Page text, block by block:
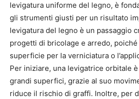
levigatura uniforme del legno, è
gli strumenti giusti per un risultato
levigatura del legno è un passaggio
progetti di bricolage e arredo,
superficie per la verniciatura o
Per iniziare, una levigatrice orbitale
grandi superfici, grazie al suo
riduce il rischio di graffi. Inoltre, per